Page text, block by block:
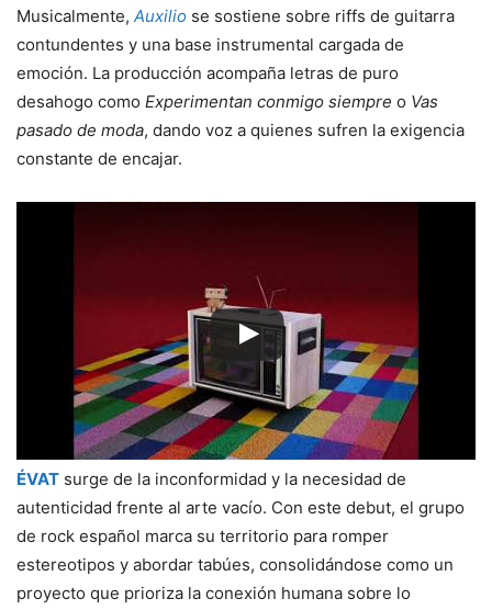
Musicalmente, Auxilio se sostiene sobre riffs de guitarra
contundentes y una base instrumental cargada de
emoción. La producción acompaña letras de puro
desahogo como Experimentan conmigo siempre o Vas
pasado de moda, dando voz a quienes sufren la exigencia
constante de encajar.
ÉVAT surge de la inconformidad y la necesidad de
autenticidad frente al arte vacío. Con este debut, el grupo
de rock español marca su territorio para romper
estereotipos y abordar tabúes, consolidándose como un
proyecto que prioriza la conexión humana sobre lo